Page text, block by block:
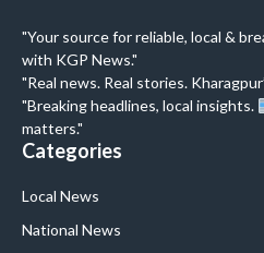
"Your source for reliable, local &
with KGP News."
"Real news. Real stories.
"Breaking headlines, local insights.
matters."
Categories
Local News
National News